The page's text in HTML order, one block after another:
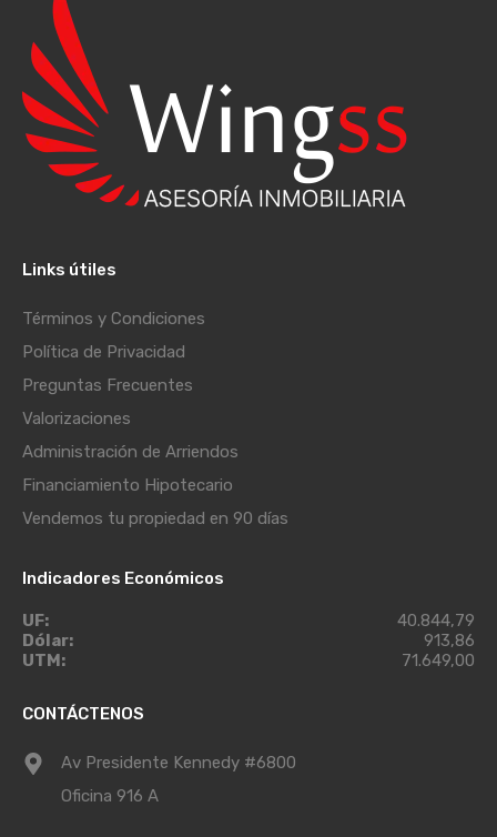
Links útiles
Términos y Condiciones
Política de Privacidad
Preguntas Frecuentes
Valorizaciones
Administración de Arriendos
Financiamiento Hipotecario
Vendemos tu propiedad en 90 días
Indicadores Económicos
UF:
40.844,79
Dólar:
913,86
UTM:
71.649,00
CONTÁCTENOS
Av Presidente Kennedy #6800
Oficina 916 A